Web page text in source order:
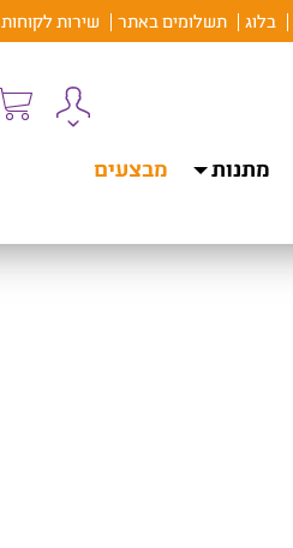
בלוג תשלומים באתר שירות לקוחות
מתנות
מבצעים